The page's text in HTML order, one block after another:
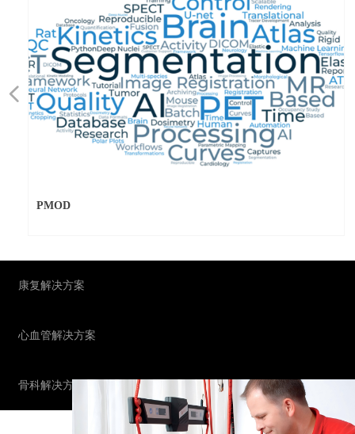
PMOD
넳
康复解决方案
心血管解决方案
骨科解决方案